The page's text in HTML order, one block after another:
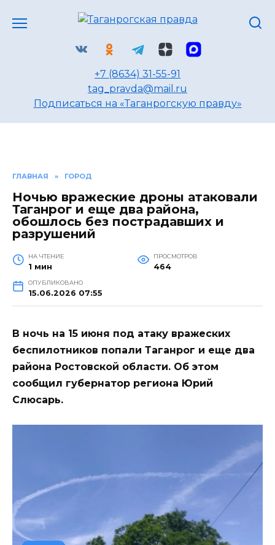
+7 (8634) 31-55-91
tag_pravda@mail.ru
Подписаться на «Таганрогскую правду»
ГЛАВНАЯ » ГОРОД
Ночью вражеские дроны атаковали
Таганрог и еще два района,
обошлось без пострадавших и
разрушений
НА ЧТЕНИЕ
1 мин
ПРОСМОТРОВ
464
ОПУБЛИКОВАНО
15.06.2026 07:55
В ночь на 15 июня под атаку вражеских
беспилотников попали Таганрог и еще два
района Ростовской области. Об этом
сообщил губернатор региона Юрий
Слюсарь.